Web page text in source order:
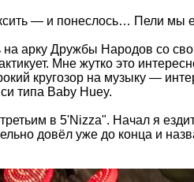
— и понеслось… Пели мы
на арку Дружбы Народов со
Мне жутко это
кругозор на музыку —
типа Baby Huey.
в 5'Nizza". Начал я
довёл уже до конца и